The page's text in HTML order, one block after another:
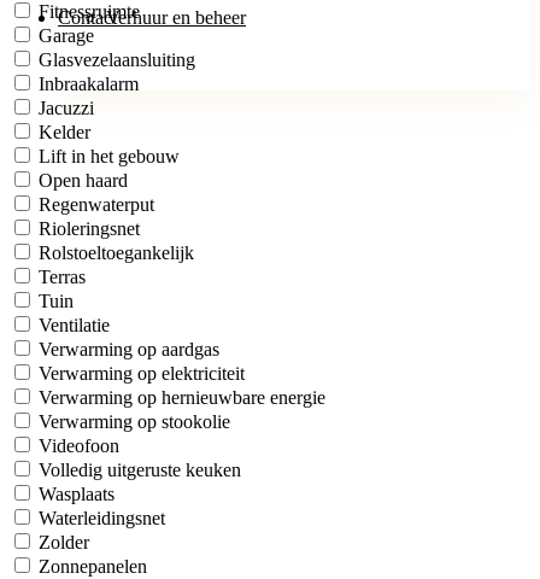
Verhuur en beheer
Contact
Fitnessruimte
Garage
Glasvezelaansluiting
Inbraakalarm
Jacuzzi
Kelder
Lift in het gebouw
Open haard
Regenwaterput
Rioleringsnet
Rolstoeltoegankelijk
Terras
Tuin
Ventilatie
Verwarming op aardgas
Verwarming op elektriciteit
Verwarming op hernieuwbare energie
Verwarming op stookolie
Videofoon
Volledig uitgeruste keuken
Wasplaats
Waterleidingsnet
Zolder
Zonnepanelen